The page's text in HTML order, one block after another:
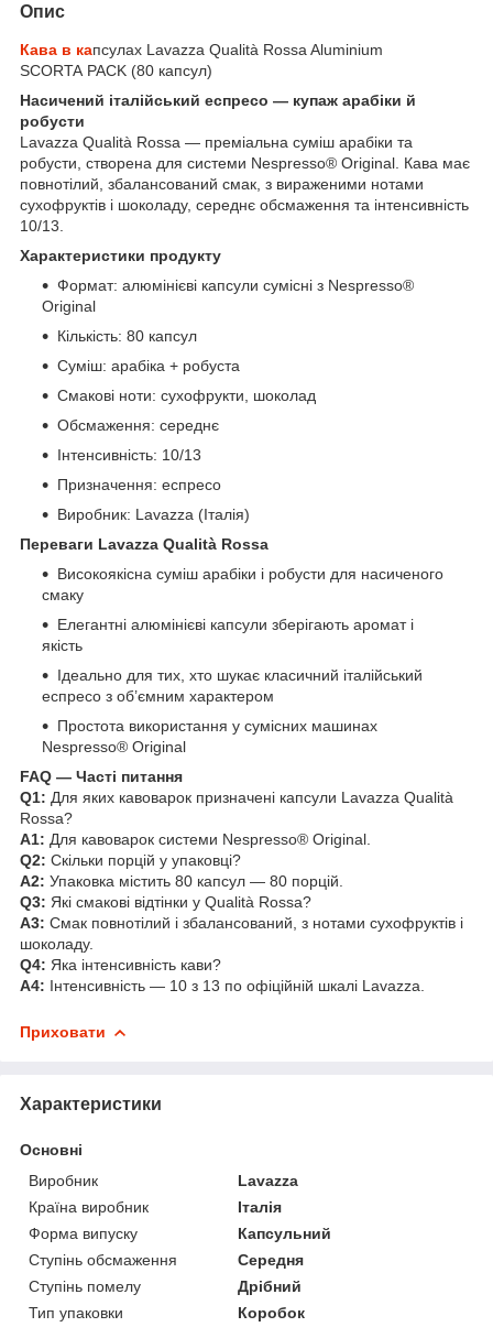
Опис
Кава в капсулах Lavazza Qualità Rossa Aluminium
SCORTA PACK (80 капсул)
Насичений італійський еспресо — купаж арабіки й
робусти
Lavazza Qualità Rossa — преміальна суміш арабіки та
робусти, створена для системи Nespresso® Original. Кава має
повнотілий, збалансований смак, з вираженими нотами
сухофруктів і шоколаду, середнє обсмаження та інтенсивність
10/13.
Характеристики продукту
Формат: алюмінієві капсули сумісні з Nespresso®
Original
Кількість: 80 капсул
Суміш: арабіка + робуста
Смакові ноти: сухофрукти, шоколад
Обсмаження: середнє
Інтенсивність: 10/13
Призначення: еспресо
Виробник: Lavazza (Італія)
Переваги Lavazza Qualità Rossa
Високоякісна суміш арабіки і робусти для насиченого
смаку
Елегантні алюмінієві капсули зберігають аромат і
якість
Ідеально для тих, хто шукає класичний італійський
еспресо з об’ємним характером
Простота використання у сумісних машинах
Nespresso® Original
FAQ — Часті питання
Q1: Для яких кавоварок призначені капсули Lavazza Qualità
Rossa?
A1: Для кавоварок системи Nespresso® Original.
Q2: Скільки порцій у упаковці?
A2: Упаковка містить 80 капсул — 80 порцій.
Q3: Які смакові відтінки у Qualità Rossa?
A3: Смак повнотiлий і збалансований, з нотами сухофруктів і
шоколаду.
Q4: Яка інтенсивність кави?
A4: Інтенсивність — 10 з 13 по офіційній шкалі Lavazza.
Приховати
Характеристики
Основні
Виробник
Lavazza
Країна виробник
Італія
Форма випуску
Капсульний
Ступінь обсмаження
Середня
Ступінь помелу
Дрібний
Тип упаковки
Коробок